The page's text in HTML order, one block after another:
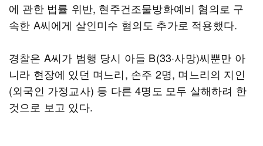
에 관한 법률 위반, 현주건조물방화예비 혐의로 구
속한 A씨에게 살인미수 혐의도 추가로 적용했다.
경찰은 A씨가 범행 당시 아들 B(33·사망)씨뿐만 아
니라 현장에 있던 며느리, 손주 2명, 며느리의 지인
(외국인 가정교사) 등 다른 4명도 모두 살해하려 한
것으로 보고 있다.